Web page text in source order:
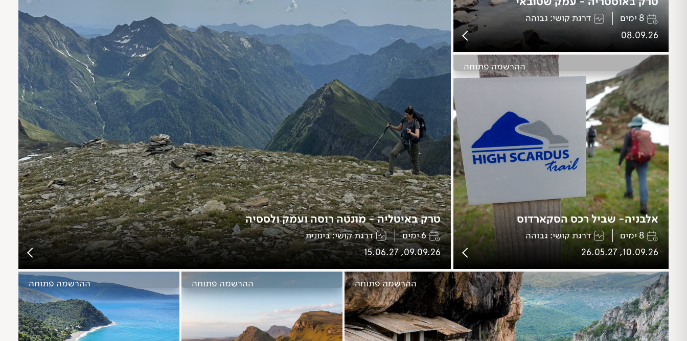
דרגת קושי: גבוהה
08.09.26
טרק באיטליה - מונטה רוסה ועמק ולססיה
6 ימים
דרגת קושי: בינונית
09.09.26, 15.06.27
ההרשמה פתוחה
אלבניה- שביל רכס הסקארדוס
דרגת קושי: גבוהה
10.09.26, 26.05.27
ההרשמה פתוחה ההרשמה פתוחה ההרשמה פתוחה